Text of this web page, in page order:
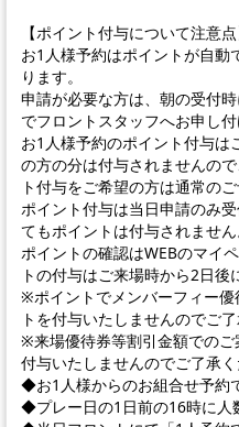
【ポイント付与について注意点
お1人様予約はポイントが自動
ります。
申請が必要な方は、朝の受付
でフロントスタッフへお申し付
お1人様予約のポイント付与は
の方の分は付与されませんの
ト付与をご希望の方は通常の
ポイント付与は当日申請のみ
てもポイントは付与されません
ポイントの確認はWEBのマイ
トの付与はご来場時から2日後
※ポイントでメンバーフィー
トを付与いたしませんのでご了
※来場優待券等割引金額での
付与いたしませんのでご了承く
◆お1人様からのお組合せ予約
◆プレー日の1日前の16時に人